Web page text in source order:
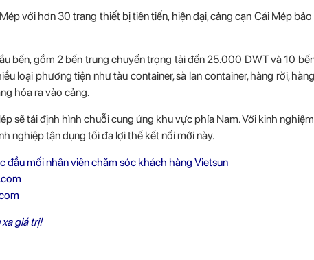
với hơn 30 trang thiết bị tiên tiến, hiện đại, cảng cạn Cái Mép
bến, gồm 2 bến trung chuyển trọng tải đến 25.000 DWT và 10
loại phương tiện như tàu container, sà lan container, hàng rời,
hóa ra vào cảng.
sẽ tái định hình chuỗi cung ứng khu vực phía Nam. Với kinh
nghiệp tận dụng tối đa lợi thế kết nối mới này.
mối nhân viên chăm sóc khách hàng Vietsun
giá trị!